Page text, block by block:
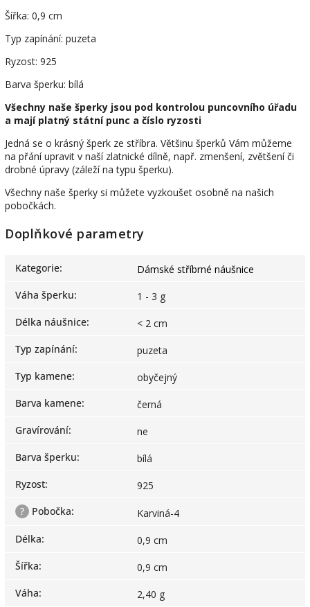
Šířka: 0,9 cm
Typ zapínání: puzeta
Ryzost: 925
Barva šperku: bílá
Všechny naše šperky jsou pod kontrolou puncovního úřadu
a mají platný státní punc a číslo ryzosti
Jedná se o krásný šperk ze stříbra. Většinu šperků Vám můžeme
na přání upravit v naší zlatnické dílně, např. zmenšení, zvětšení či
drobné úpravy (záleží na typu šperku).
Všechny naše šperky si můžete vyzkoušet osobně na našich
pobočkách.
Doplňkové parametry
Kategorie:
Dámské stříbrné náušnice
Váha šperku:
1 - 3 g
Délka náušnice:
< 2 cm
Typ zapínání:
puzeta
Typ kamene:
obyčejný
Barva kamene:
černá
Gravírování:
ne
Barva šperku:
bílá
Ryzost:
925
?
Pobočka:
Karviná-4
Délka:
0,9 cm
Šířka:
0,9 cm
Váha:
2,40 g